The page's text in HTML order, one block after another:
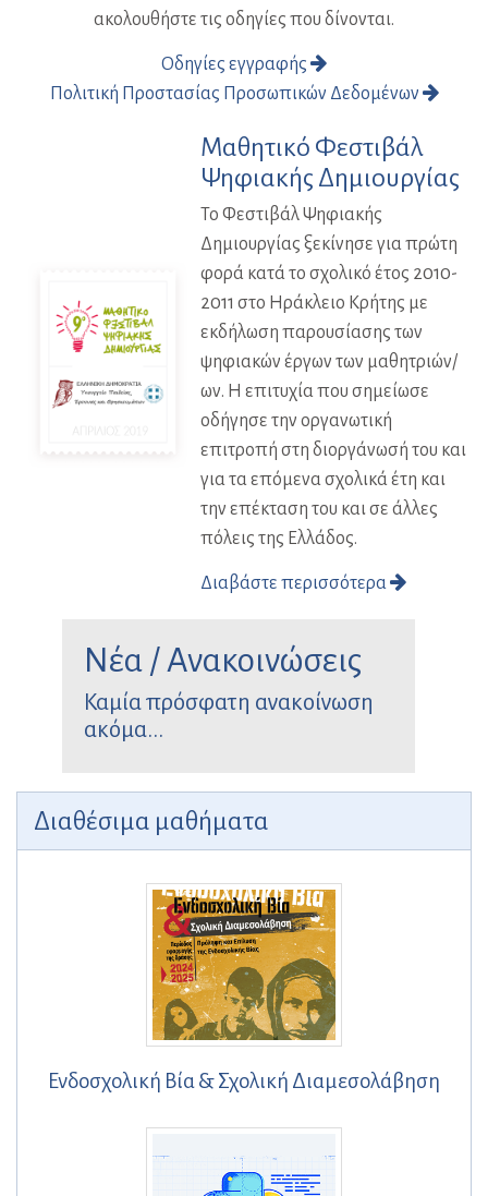
ακολουθήστε τις οδηγίες που δίνονται.
Οδηγίες εγγραφής
Πολιτική Προστασίας Προσωπικών Δεδομένων
Μαθητικό Φεστιβάλ
Ψηφιακής Δημιουργίας
Το Φεστιβάλ Ψηφιακής
Δημιουργίας ξεκίνησε για πρώτη
φορά κατά το σχολικό έτος 2010-
2011 στο Ηράκλειο Κρήτης με
εκδήλωση παρουσίασης των
ψηφιακών έργων των μαθητριών/
ων. Η επιτυχία που σημείωσε
οδήγησε την οργανωτική
επιτροπή στη διοργάνωσή του και
για τα επόμενα σχολικά έτη και
την επέκταση του και σε άλλες
πόλεις της Ελλάδος.
Διαβάστε περισσότερα
Νέα / Ανακοινώσεις
Καμία πρόσφατη ανακοίνωση
ακόμα...
Διαθέσιμα μαθήματα
Ενδοσχολική Βία & Σχολική Διαμεσολάβηση